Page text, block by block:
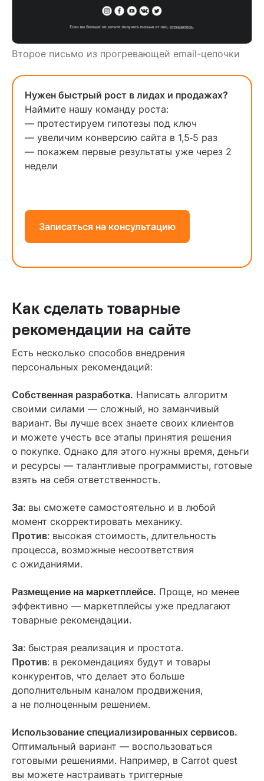
Второе письмо из прогревающей email-цепочки
Нужен быстрый рост в лидах и продажах?
Наймите нашу команду роста:
— протестируем гипотезы под ключ
— увеличим конверсию сайта в 1,5‑5 раз
— покажем первые результаты уже через 2
недели
Записаться на консультацию
Как сделать товарные
рекомендации на сайте
Есть несколько способов внедрения
персональных рекомендаций:
Собственная разработка. Написать алгоритм
своими силами — сложный, но заманчивый
вариант. Вы лучше всех знаете своих клиентов
и можете учесть все этапы принятия решения
о покупке. Однако для этого нужны время, деньги
и ресурсы — талантливые программисты, готовые
взять на себя ответственность.
За: вы сможете самостоятельно и в любой
момент скорректировать механику.
Против: высокая стоимость, длительность
процесса, возможные несоответствия
с ожиданиями.
Размещение на маркетплейсе. Проще, но менее
эффективно — маркетплейсы уже предлагают
товарные рекомендации.
За: быстрая реализация и простота.
Против: в рекомендациях будут и товары
конкурентов, что делает это больше
дополнительным каналом продвижения,
а не полноценным решением.
Использование специализированных сервисов.
Оптимальный вариант — воспользоваться
готовыми решениями. Например, в Carrot quest
вы можете настраивать триггерные